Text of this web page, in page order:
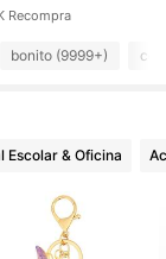
Recompra
bonito (9999+)
Escolar & Oficina